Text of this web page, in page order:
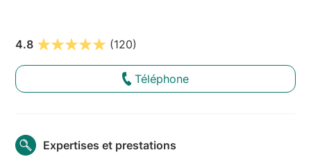
4.8 (120)
Téléphone
Expertises et prestations